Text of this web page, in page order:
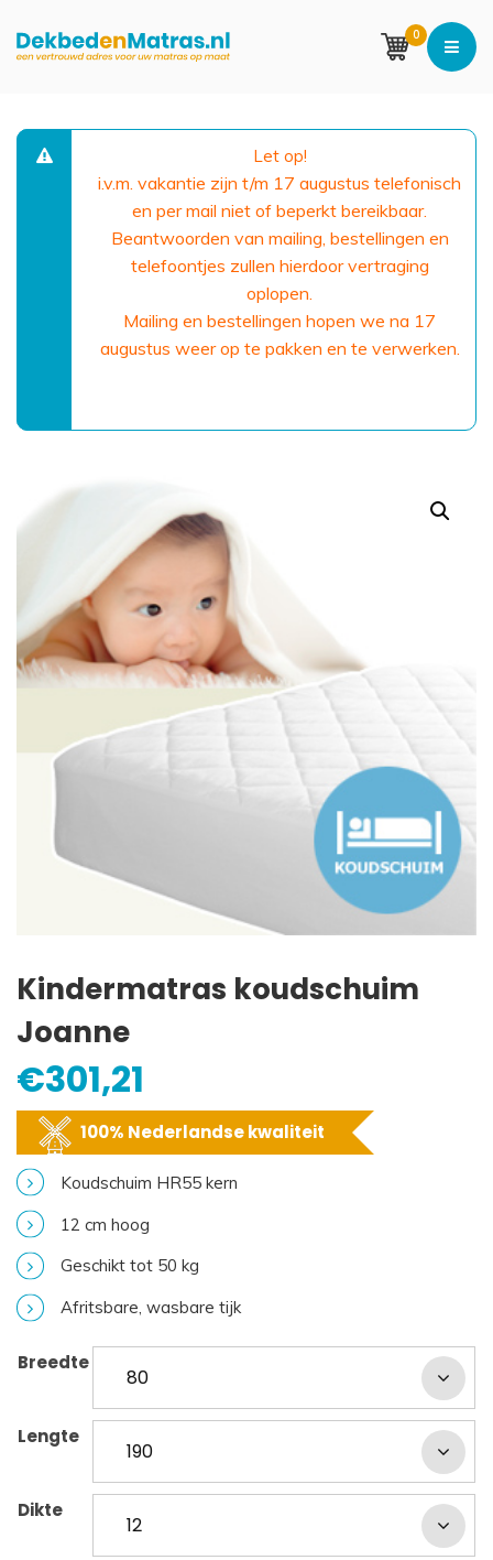
0
Let op!
i.v.m. vakantie zijn t/m 17 augustus telefonisch
en per mail niet of beperkt bereikbaar.
Beantwoorden van mailing, bestellingen en
telefoontjes zullen hierdoor vertraging
oplopen.
Mailing en bestellingen hopen we na 17
augustus weer op te pakken en te verwerken.
Kindermatras koudschuim
Joanne
€301,21
100% Nederlandse kwaliteit
Koudschuim HR55 kern
12 cm hoog
Geschikt tot 50 kg
Afritsbare, wasbare tijk
Breedte
Lengte
Dikte